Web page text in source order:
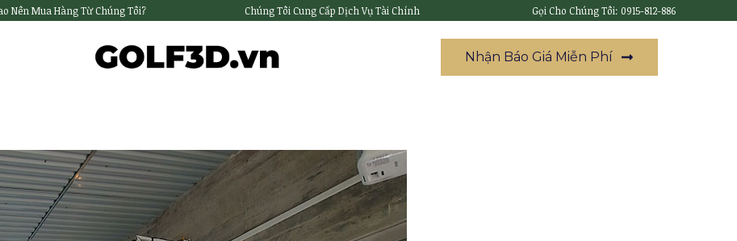
Nên Mua Hàng Từ Chúng Tôi? Chúng Tôi Cung Cấp Dịch Vụ Tài Chính Gọi Cho Chúng Tôi: 0915-812-886
Nhận Báo Giá Miễn Phí